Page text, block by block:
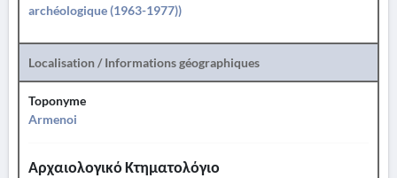
archéologique (1963-1977))
Localisation / Informations géographiques
Toponyme
Armenoi
Αρχαιολογικό Κτηματολόγιο